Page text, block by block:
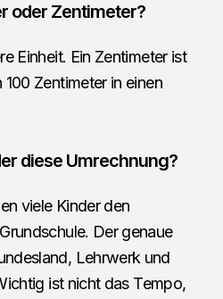
oder Zentimeter?
Einheit. Ein Zentimeter ist
Zentimeter in einen
diese Umrechnung?
viele Kinder den
Der genaue
Lehrwerk und
ist nicht das Tempo,